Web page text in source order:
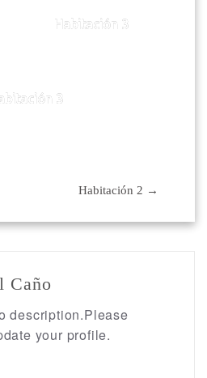
Habitación 3
3
Habitación 2 →
Caño
description.Please
your profile.